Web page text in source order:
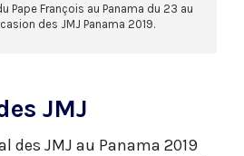
Pape François au Panama du 23 au
des JMJ Panama 2019.
JMJ
des JMJ au Panama 2019